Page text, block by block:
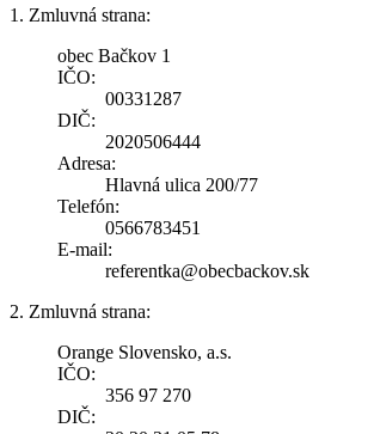
1. Zmluvná strana:
obec Bačkov 1
IČO:
00331287
DIČ:
2020506444
Adresa:
Hlavná ulica 200/77
Telefón:
0566783451
E-mail:
referentka@obecbackov.sk
2. Zmluvná strana:
Orange Slovensko, a.s.
IČO:
356 97 270
DIČ: